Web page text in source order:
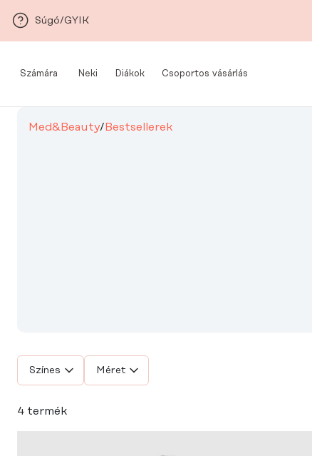
Súgó/GYIK
Számára Neki Diákok Csoportos vásárlás
Med&Beauty/Bestsellerek
Színes Méret
4 termék